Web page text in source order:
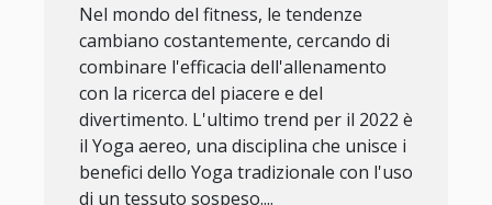
Nel mondo del fitness, le tendenze
cambiano costantemente, cercando di
combinare l'efficacia dell'allenamento
con la ricerca del piacere e del
divertimento. L'ultimo trend per il 2022 è
il Yoga aereo, una disciplina che unisce i
benefici dello Yoga tradizionale con l'uso
di un tessuto sospeso....